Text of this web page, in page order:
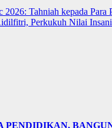
Tahniah kepada Para
Perkukuh Nilai
PENDIDIKAN,